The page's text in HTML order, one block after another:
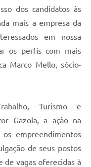
dos candidatos às
mais a empresa da
em nossa
os perfis com mais
Marco Mello, sócio-
Turismo e
Gazola, a ação na
empreendimentos
de seus postos
de vagas oferecidas à